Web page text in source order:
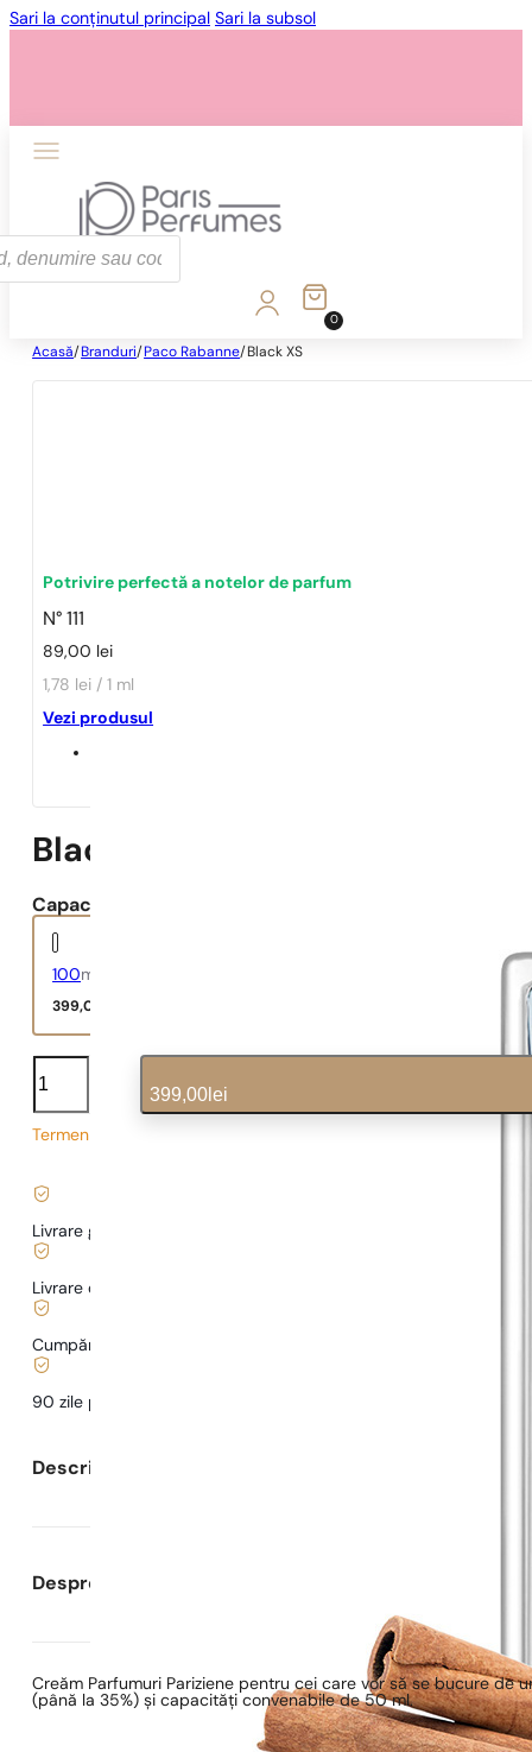
Sari la conținutul principal Sari la subsol
0
Acasă/ Branduri/ Paco Rabanne/ Black XS
Potrivire perfectă a notelor de parfum
N° 111
89,00 lei
1,78 lei / 1 ml
Vezi produsul
Black XS
Capacitate:
100ml
399,00
Black
XS
cantitate
399,00 lei
Termen de livrare prelungit
Livrare gratuită de la
Livrare de la
Cumpărături și plăți sigure
90 zile pentru a
Descrierea parfumului
Despre Parfumuri Pariziene
Creăm Parfumuri Pariziene pentru cei care vor să se bucure
(până la 35%) și capacități convenabile de 50 ml.